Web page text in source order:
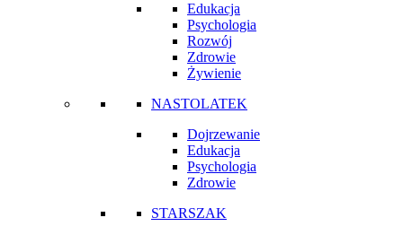
Edukacja
Psychologia
Rozwój
Zdrowie
Żywienie
NASTOLATEK
Dojrzewanie
Edukacja
Psychologia
Zdrowie
STARSZAK